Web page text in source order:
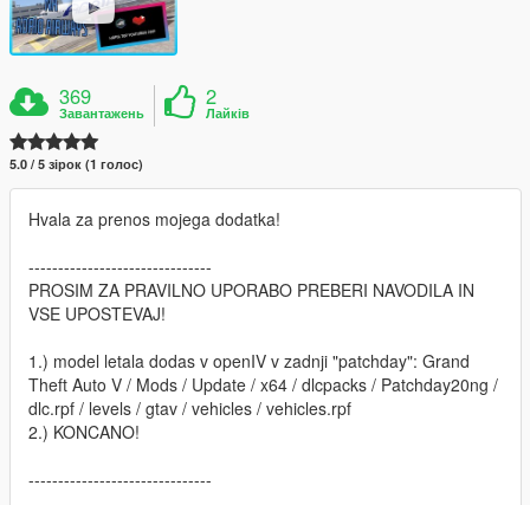
369
Завантажень
2
Лайків
5.0 / 5 зірок (1 голос)
Hvala za prenos mojega dodatka!
-------------------------------
PROSIM ZA PRAVILNO UPORABO PREBERI NAVODILA IN
VSE UPOSTEVAJ!
1.) model letala dodas v openIV v zadnji "patchday": Grand
Theft Auto V / Mods / Update / x64 / dlcpacks / Patchday20ng /
dlc.rpf / levels / gtav / vehicles / vehicles.rpf
2.) KONCANO!
-------------------------------